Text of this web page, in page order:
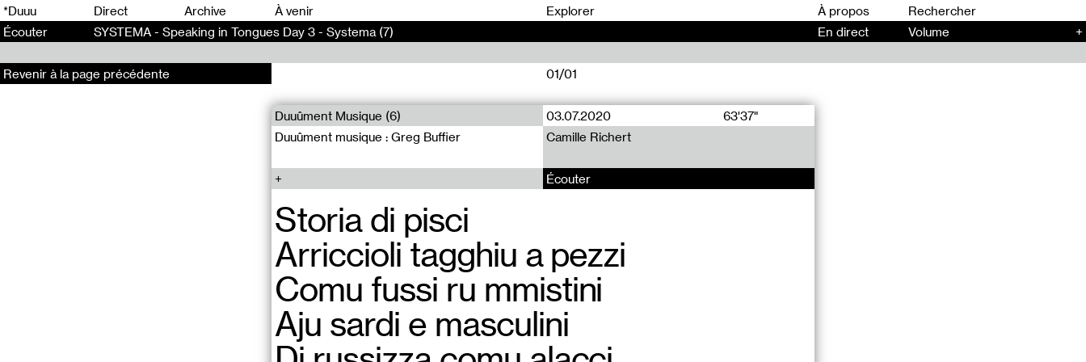
*Duuu Direct Archive À venir Explorer
À propos
Écouter
SYSTEMA - Speaking in Tongues Day 3 - Systema (7) En direct Volume +
01/01
Duuûment Musique (6) 03.07.2020
63'37"
Duuûment musique : Greg Buffier
Camille Richert
Écouter
Storia di pisci
Arriccioli tagghiu a pezzi
Comu fussi ru mmistini
Aju sardi e masculini
Revenir à la page précédente
00 00